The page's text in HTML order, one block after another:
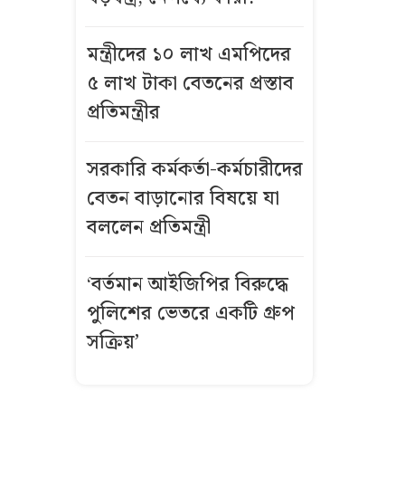
বন্দরে
বিস্ফোরণে একই
পরিবারের
গ্রিসে দুই
শতাধিক
অভিবাসী উদ্ধার,
অধিকাংশই
বাংলাদেশি
মন্ত্রীদের ১০ লাখ এমপিদের
৫ লাখ টাকা বেতনের প্রস্তাব
প্রতিমন্ত্রীর
সরকারি কর্মকর্তা-কর্মচারীদের
বেতন বাড়ানোর বিষয়ে যা
বললেন প্রতিমন্ত্রী
‘বর্তমান আইজিপির বিরুদ্ধে
পুলিশের ভেতরে একটি গ্রুপ
সক্রিয়’